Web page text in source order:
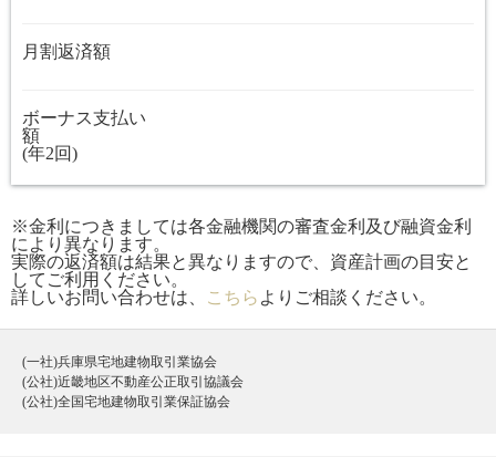
月割返済額
ボーナス支払い
額
(年2回)
※金利につきましては各金融機関の審査金利及び融資金利
により異なります。
実際の返済額は結果と異なりますので、資産計画の目安と
してご利用ください。
詳しいお問い合わせは、
こちら よりご相談ください。
(一社)兵庫県宅地建物取引業協会
(公社)近畿地区不動産公正取引協議会
(公社)全国宅地建物取引業保証協会